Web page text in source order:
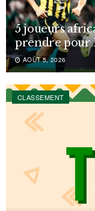
5 joueurs
prendre pour
AOÛT 5, 2026
CLASSEMENT